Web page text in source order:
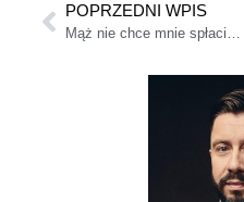
POPRZEDNI WPIS
Mąż nie chce mnie spłacić po rozwodzie